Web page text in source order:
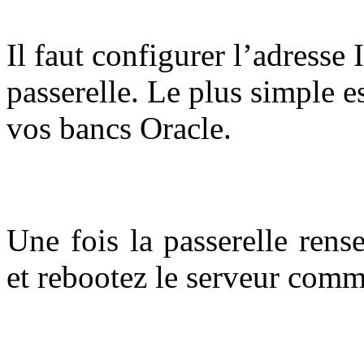
Il faut configurer l’adresse
passerelle. Le plus simple
vos bancs Oracle.
Une fois la passerelle
et rebootez le serveur